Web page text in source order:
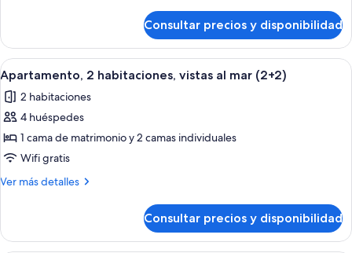
al
mar
(5)
2
habitaciones,
vistas
mar
(5)
Consultar precios y disponibilidad
Abrir
todas
las
fotos
de
Apartamento,
2
al
mar
Habitación de hotel con una cama
9
Apartamento, 2 habitaciones, vistas al mar (2+2)
2 habitaciones
4 huéspedes
1 cama de matrimonio y 2 camas individuales
Wifi gratis
Ver más detalles
Más
2
Consultar precios y disponibilidad